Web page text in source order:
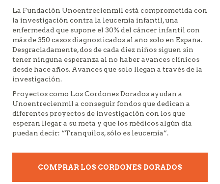
La Fundación Unoentrecienmil está comprometida con
la investigación contra la leucemia infantil, una
enfermedad que supone el 30% del cáncer infantil con
más de 350 casos diagnosticados al año solo en España.
Desgraciadamente, dos de cada diez niños siguen sin
tener ninguna esperanza al no haber avances clínicos
desde hace años. Avances que solo llegan a través de la
investigación.
Proyectos como Los Cordones Dorados ayudan a
Unoentrecienmil a conseguir fondos que dedican a
diferentes proyectos de investigación con los que
esperan llegar a su meta y que los médicos algún día
puedan decir: “Tranquilos, sólo es leucemia”.
COMPRAR LOS CORDONES DORADOS